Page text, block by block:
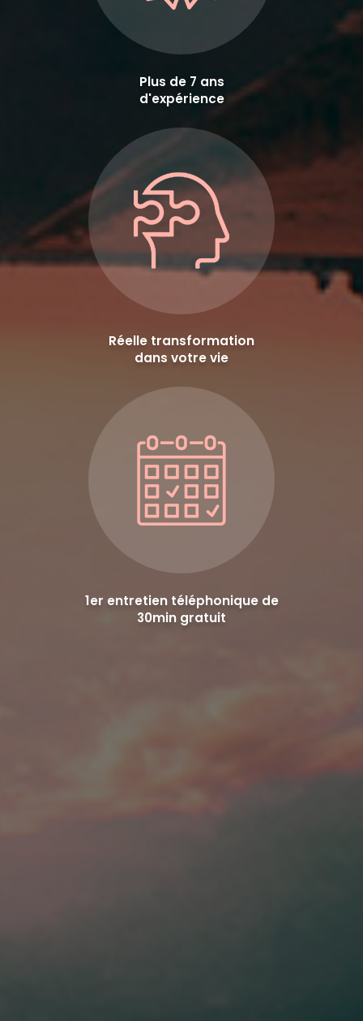
Plus de 7 ans
d'expérience
Réelle transformation
dans votre vie
1er entretien téléphonique de
30min gratuit